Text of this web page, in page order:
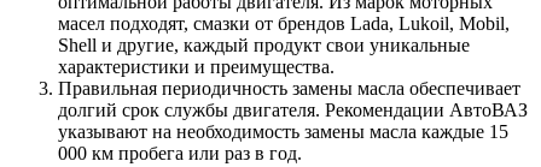
масел подходят, смазки от брендов Lada, Lukoil, Mobil,
Shell и другие, каждый продукт свои уникальные
характеристики и преимущества.
Правильная периодичность замены масла обеспечивает
долгий срок службы двигателя. Рекомендации АвтоВАЗ
указывают на необходимость замены масла каждые 15
000 км пробега или раз в год.